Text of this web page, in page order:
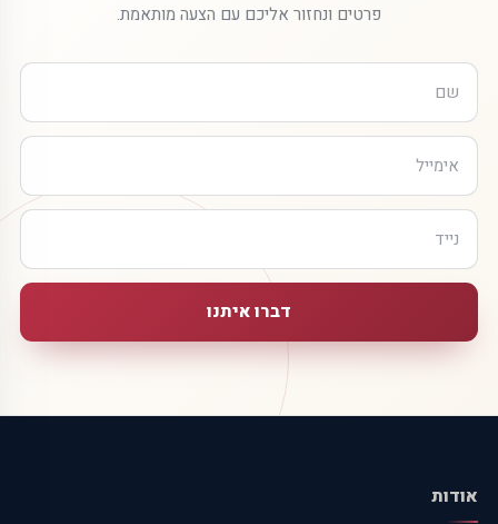
פרטים ונחזור אליכם עם הצעה מותאמת.
דברו איתנו
אודות